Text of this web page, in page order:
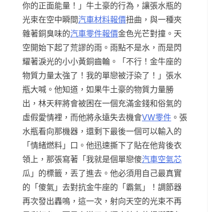
你的正面能量！」牛土豪的行為，讓張水瓶的
光束在空中瞬間汽車材料報價扭曲，與一種夾
雜著銅臭味的汽車零件報價金色光芒對撞。天
空開始下起了荒謬的雨。雨點不是水，而是閃
耀著淚光的小小黃銅齒輪。「不行！金牛座的
物質力量太強了！我的單戀被汙染了！」張水
瓶大喊。他知道，如果牛土豪的物質力量勝
出，林天秤將會被困在一個充滿金錢和俗氣的
虛假愛情裡，而他將永遠失去機會VW零件 。張
水瓶看向那機器，還剩下最後一個可以輸入的
「情緒燃料」口。他迅速撕下了貼在他背後衣
領上，那張寫著「我就是個單戀傻汽車空氣芯
瓜」的標籤，丟了進去。他必須用自己最真實
的「傻氣」去對抗金牛座的「霸氣」！調節器
再次發出轟鳴，這一次，射向天空的光束不再